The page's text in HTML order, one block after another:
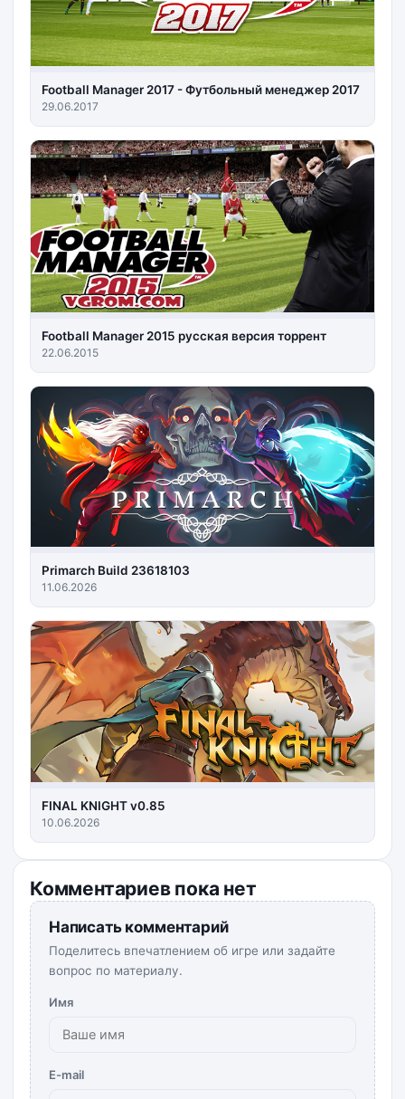
Football Manager 2017 - Футбольный менеджер 2017
29.06.2017
Football Manager 2015 русская версия торрент
22.06.2015
Primarch Build 23618103
11.06.2026
FINAL KNIGHT v0.85
10.06.2026
Комментариев пока нет
Написать комментарий
Поделитесь впечатлением об игре или задайте
вопрос по материалу.
Имя
E-mail